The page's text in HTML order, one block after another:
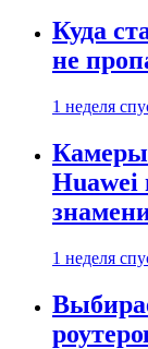
Куда
не
1 неделя
Камеры
Huawei
1 неделя